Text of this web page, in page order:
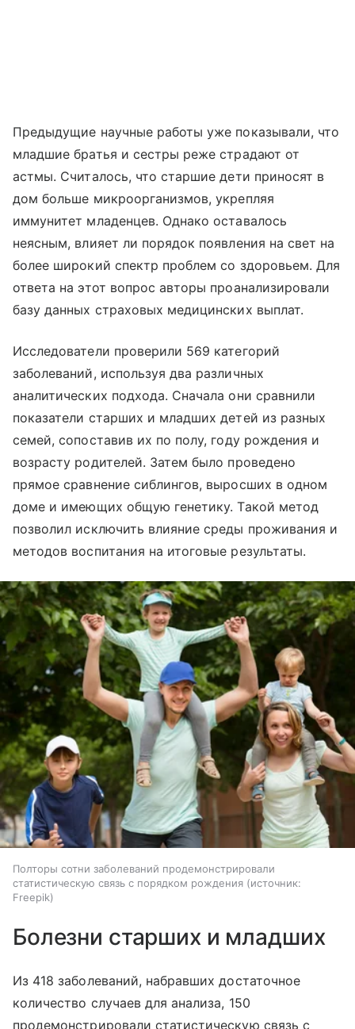
Предыдущие научные работы уже показывали, что
младшие братья и сестры реже страдают от
астмы. Считалось, что старшие дети приносят в
дом больше микроорганизмов, укрепляя
иммунитет младенцев. Однако оставалось
неясным, влияет ли порядок появления на свет на
более широкий спектр проблем со здоровьем. Для
ответа на этот вопрос авторы проанализировали
базу данных страховых медицинских выплат.
Исследователи проверили 569 категорий
заболеваний, используя два различных
аналитических подхода. Сначала они сравнили
показатели старших и младших детей из разных
семей, сопоставив их по полу, году рождения и
возрасту родителей. Затем было проведено
прямое сравнение сиблингов, выросших в одном
доме и имеющих общую генетику. Такой метод
позволил исключить влияние среды проживания и
методов воспитания на итоговые результаты.
Полторы сотни заболеваний продемонстрировали
статистическую связь с порядком рождения
источник:
Freepik
Болезни старших и младших
Из 418 заболеваний, набравших достаточное
количество случаев для анализа, 150
продемонстрировали статистическую связь с